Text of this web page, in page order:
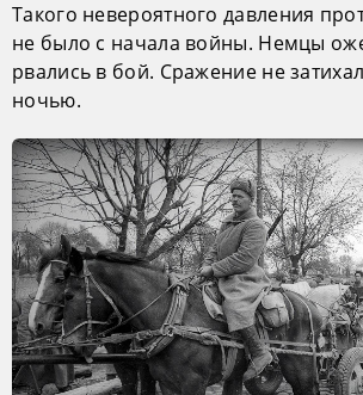
Такого невероятного давления
не было с начала войны. Немцы
рвались в бой. Сражение не
ночью.